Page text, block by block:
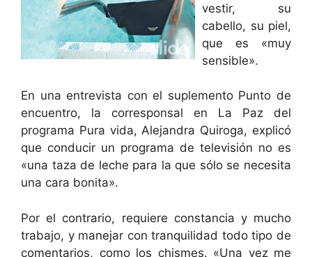
vestir, su
cabello, su piel,
que es «muy
sensible».
En una entrevista con el suplemento Punto de
encuentro, la corresponsal en La Paz del
programa Pura vida, Alejandra Quiroga, explicó
que conducir un programa de televisión no es
«una taza de leche para la que sólo se necesita
una cara bonita».
Por el contrario, requiere constancia y mucho
trabajo, y manejar con tranquilidad todo tipo de
comentarios, como los chismes. «Una vez me